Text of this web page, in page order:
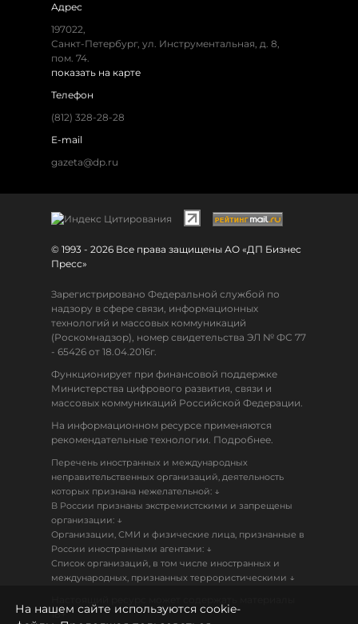
Адрес
197022,
Санкт-Петербург, ул. Инструментальная, д. 8,
пом. 74.
показать на карте
Телефон
(812) 328-28-28
E-mail
gazeta@dp.ru
© 1993 - 2026 Все права защищены АО «ДП Бизнес
Пресс»
Зарегистрировано Федеральной службой по
надзору в сфере связи, информационных
технологий и массовых коммуникаций
(Роскомнадзор), номер свидетельства ЭЛ № ФС 77
- 65426 от 18.04.2016г.
Функционирует при финансовой поддержке
Министерства цифрового развития, связи и
массовых коммуникаций Российской Федерации.
На информационном ресурсе применяются
рекомендательные технологии. Подробнее.
Перечень иностранных и международных
неправительственных организаций, деятельность
которых признана нежелательной: ↓
В России признаны экстремистскими и запрещены
организации: ↓
Организации, СМИ и физические лица, признанные в
России иностранными агентами: ↓
Список организаций, в том числе иностранных и
международных, признанных террористическими ↓
18+
На нашем сайте используются cookie-